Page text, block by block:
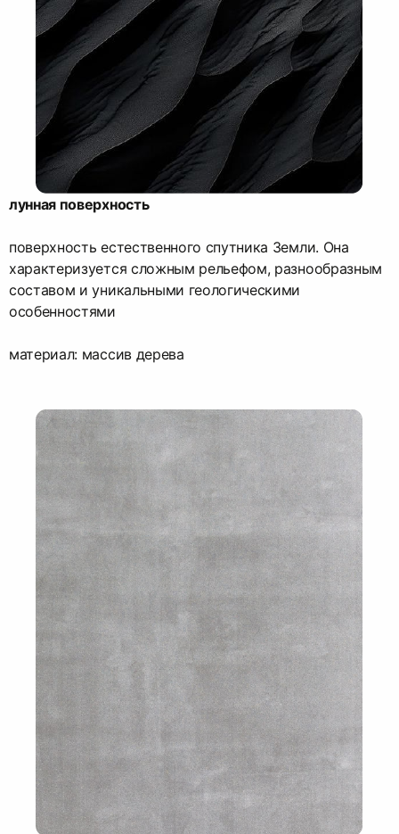
лунная поверхность
поверхность естественного спутника Земли. Она
характеризуется сложным рельефом, разнообразным
составом и уникальными геологическими
особенностями
материал: массив дерева